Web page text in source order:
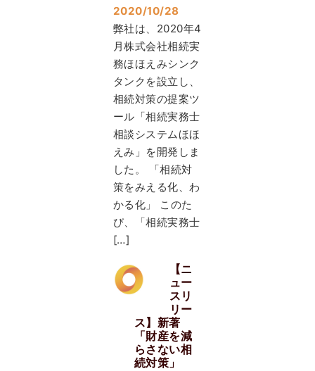
2020/10/28
弊社は、2020年4
月株式会社相続実
務ほほえみシンク
タンクを設立し、
相続対策の提案ツ
ール「相続実務士
相談システムほほ
えみ」を開発しま
した。 「相続対
策をみえる化、わ
かる化」 このた
び、「相続実務士
[…]
【ニ
ュー
スリ
リー
ス】新著
「財産を減
らさない相
続対策」